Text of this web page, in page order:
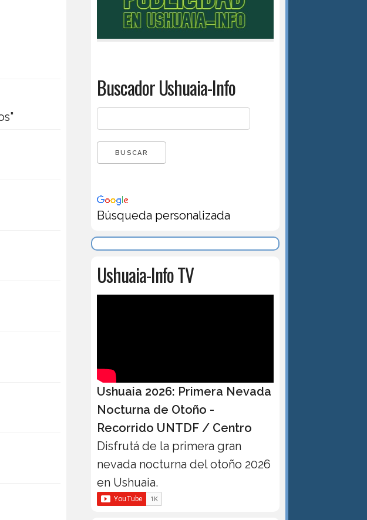
Buscador Ushuaia-Info
Búsqueda personalizada
Ushuaia-Info TV
Ushuaia 2026: Primera Nevada
Nocturna de Otoño -
Recorrido UNTDF / Centro
Disfrutá de la primera gran
nevada nocturna del otoño 2026
en Ushuaia.